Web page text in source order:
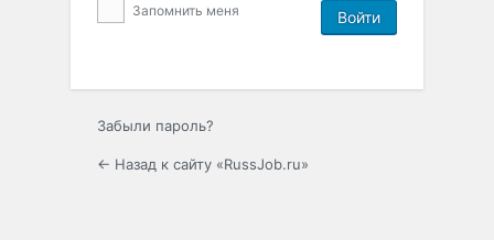
Запомнить меня
Забыли пароль?
← Назад к сайту «RussJob.ru»